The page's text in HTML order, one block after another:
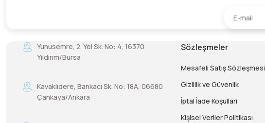
Yunusemre, 2. Yel Sk. No: 4, 16370
Yıldırım/Bursa
Kavaklıdere, Bankacı Sk. No: 18A, 06680
Çankaya/Ankara
Sözleşmeler
Mesafeli Satış Sözleşmesi
Gizlilik ve Güvenlik
İptal İade Koşullari
Kişisel Veriler Politikası